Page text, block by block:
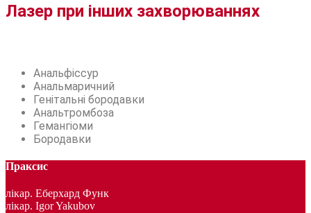
Лазер при інших захворюваннях
Анальфіссур
Анальмаричний
Генітальні бородавки
Анальтромбоза
Гемангіоми
Бородавки
Праксис
лікар. Еберхард Функ
лікар. Igor Yakubov